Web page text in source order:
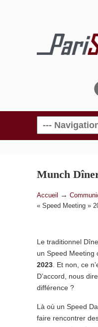
Navigation
Munch
Meeting »
Accueil →
« Speed Meeting »
Le traditionnel
un Speed Meeting
2023 . Et non, ce
D’accord, nous
différence ?
Là où un Speed
faire rencontrer